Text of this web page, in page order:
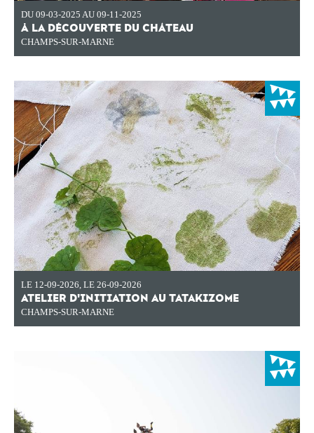
DU 09-03-2025 AU 09-11-2025
À LA DÉCOUVERTE DU CHÂTEAU
CHAMPS-SUR-MARNE
LE 12-09-2026 LE 26-09-2026
ATELIER D'INITIATION AU TATAKIZOME
CHAMPS-SUR-MARNE